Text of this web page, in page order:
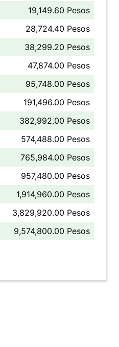
19,149.60 Pesos
28,724.40 Pesos
38,299.20 Pesos
47,874.00 Pesos
95,748.00 Pesos
191,496.00 Pesos
382,992.00 Pesos
574,488.00 Pesos
765,984.00 Pesos
957,480.00 Pesos
1,914,960.00 Pesos
3,829,920.00 Pesos
9,574,800.00 Pesos